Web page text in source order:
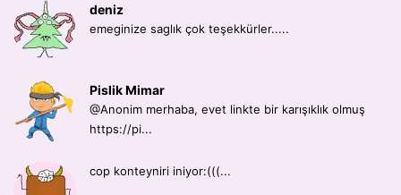
deniz
emeginize saglık çok teşekkürler.....
Pislik Mimar
@Anonim merhaba, evet linkte bir karışıklık olmuş
https://pi...
cop konteyniri iniyor:(((...